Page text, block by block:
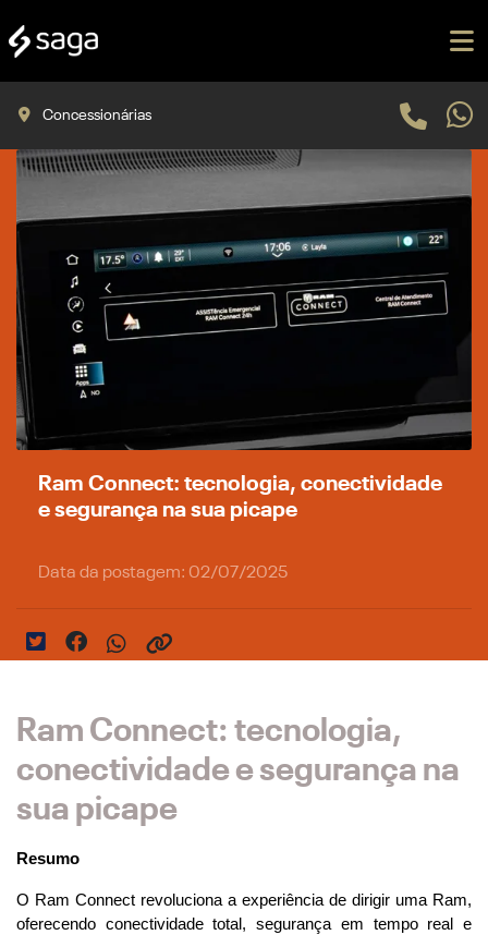
Concessionárias
Ram Connect: tecnologia, conectividade
e segurança na sua picape
Data da postagem: 02/07/2025
Ram Connect: tecnologia,
conectividade e segurança na
sua picape
Resumo
O Ram Connect revoluciona a experiência de dirigir uma Ram,
oferecendo conectividade total, segurança em tempo real e